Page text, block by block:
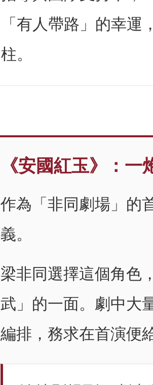
「有人帶路」的幸
柱。
《安國紅玉》：一
作為「非同劇場」的
義。
梁非同選擇這個角色
武」的一面。劇中大
編排，務求在首演便